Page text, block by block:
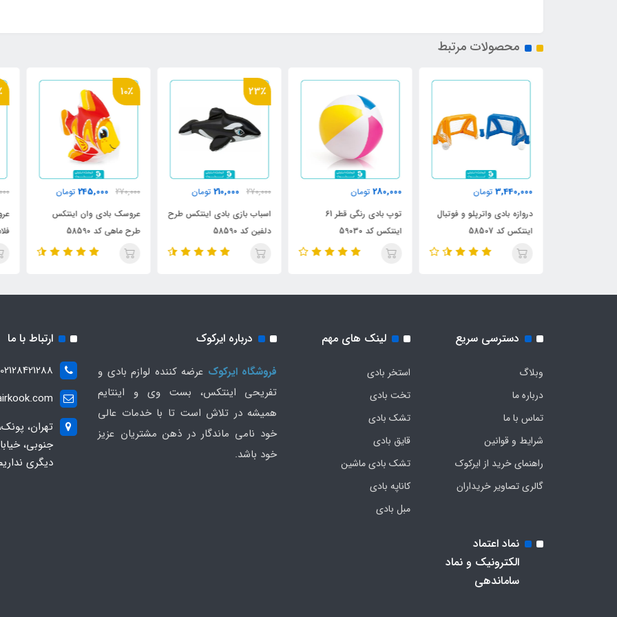
محصولات مرتبط
3,440,000 تومان
دروازه بادی واترپلو و فوتبال
اینتکس کد 58507
280,000 تومان
توپ بادی رنگی قطر 61
اینتکس کد 59030
23٪
270,000
210,000 تومان
اسباب بازی بادی اینتکس طرح
دلفین کد 58590
10٪
270,000
245,000 تومان
عروسک بادی وان اینتکس
طرح ماهی کد 58590
دسترسی سریع
وبلاگ
درباره ما
تماس با ما
شرایط و قوانین
راهنمای خرید از ایرکوک
گالری تصاویر خریداران
لینک های مهم
استخر بادی
تخت بادی
تشک بادی
قایق بادی
تشک بادی ماشین
کاناپه بادی
مبل بادی
درباره ایرکوک
فروشگاه ایرکوک عرضه کننده لوازم بادی و
تفریحی اینتکس، بست وی و اینتایم
همیشه در تلاش است تا با خدمات عالی
خود نامی ماندگار در ذهن مشتریان عزیز
خود باشد.
ارتباط با ما
02128421288
تهران،
دیگری
نماد اعتماد
الکترونیک و نماد
ساماندهی